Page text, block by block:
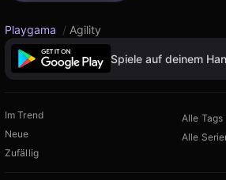
Playgama / Agility
Spiele auf deinem
Im Trend
Neue
Zufällig
Alle Tags
Alle